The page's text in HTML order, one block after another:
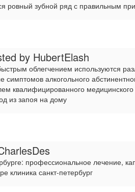
ровный зубной ряд с правильным
by HubertElash
облегчением используются
симптомов алкогольного
квалифицированного
из запоя на дому
профессиональное лечение,
клиника санкт-петербург